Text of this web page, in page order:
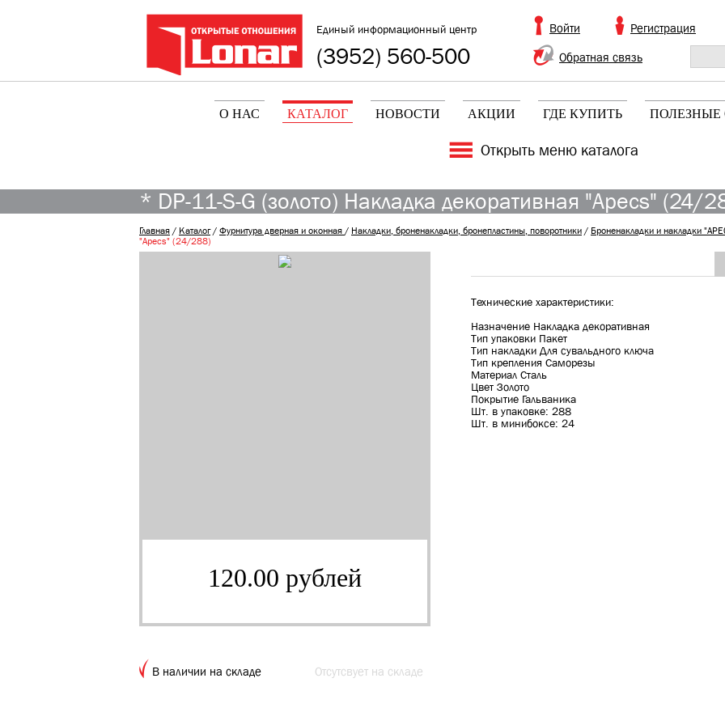
Единый информационный центр
(3952) 560-500
Войти
Регистрация
Обратная связь
О НАС КАТАЛОГ НОВОСТИ АКЦИИ ГДЕ КУПИТЬ ПОЛЕЗНЫЕ
Открыть меню каталога
* DP-11-S-G (золото) Накладка декоративная "Apecs" (24/
Главная/ Каталог/Фурнитура дверная и оконная/ Накладки, броненакладки, бронепластины, поворотники/ Броненакладки и накладки
"Apecs" (24/288)
120.00 рублей
В наличии на складе Отсутсвует на складе
Технические характеристики:
Назначение Накладка декоративная
Тип упаковки Пакет
Тип накладки Для сувальдного ключа
Тип крепления Саморезы
Материал Сталь
Цвет Золото
Покрытие Гальваника
Шт. в упаковке: 288
Шт. в минибоксе: 24